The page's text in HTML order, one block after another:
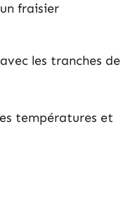
fraisier
les tranches de
températures et